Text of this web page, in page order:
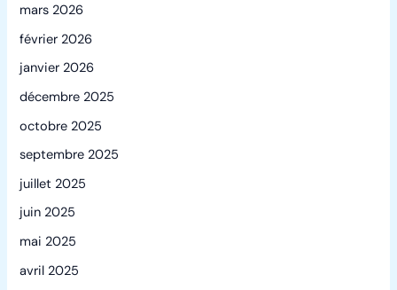
mars 2026
février 2026
janvier 2026
décembre 2025
octobre 2025
septembre 2025
juillet 2025
juin 2025
mai 2025
avril 2025